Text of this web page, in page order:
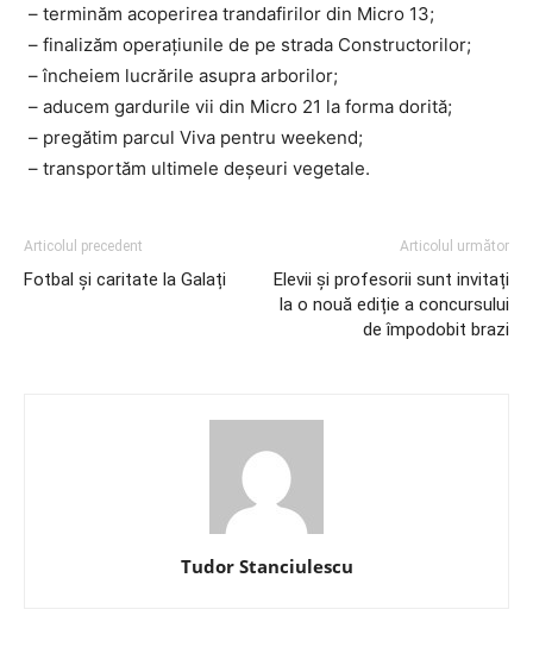
– terminăm acoperirea trandafirilor din Micro 13;
– finalizăm operațiunile de pe strada Constructorilor;
– încheiem lucrările asupra arborilor;
– aducem gardurile vii din Micro 21 la forma dorită;
– pregătim parcul Viva pentru weekend;
– transportăm ultimele deșeuri vegetale.
Articolul precedent
Fotbal și caritate la Galați
Articolul următor
Elevii și profesorii sunt invitați
la o nouă ediție a concursului
de împodobit brazi
Tudor Stanciulescu